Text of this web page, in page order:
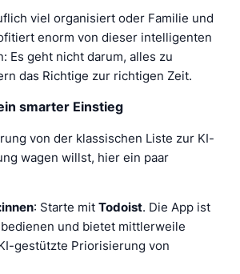
viel organisiert oder Familie und
enorm von dieser intelligenten
Es geht nicht darum, alles zu
das Richtige zur richtigen Zeit.
smarter Einstieg
von der klassischen Liste zur KI-
wagen willst, hier ein paar
: Starte mit Todoist. Die App ist
und bietet mittlerweile
gestützte Priorisierung von